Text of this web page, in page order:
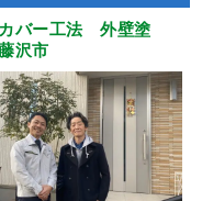
バー工法 外壁塗
沢市